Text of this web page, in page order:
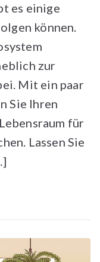
es einige
können.
zur
Mit ein paar
Sie Ihren
für
Lassen Sie